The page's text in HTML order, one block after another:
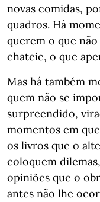
novas comidas,
quadros. Há
querem o que
chateie, o que
Mas há também
quem não se
surpreendido,
momentos em
os livros que o
coloquem
opiniões que o
antes não lhe